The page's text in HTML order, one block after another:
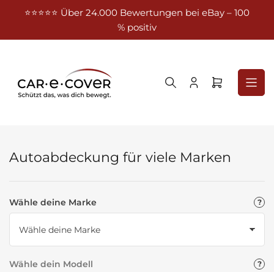
Inhalt
⭐⭐⭐⭐⭐ Über 24.000 Bewertungen bei eBay – 100
% positiv
Anmelden
Mini-
Warenkorb
Autoabdeckung für viele Marken
Wähle deine Marke
Wähle dein Modell